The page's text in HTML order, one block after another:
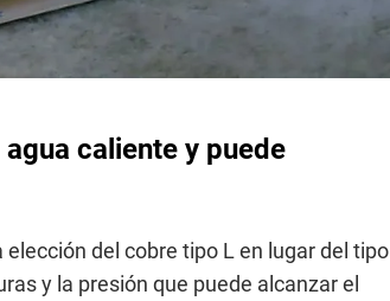
caliente y puede
elección del cobre tipo L en lugar del tipo
y la presión que puede alcanzar el